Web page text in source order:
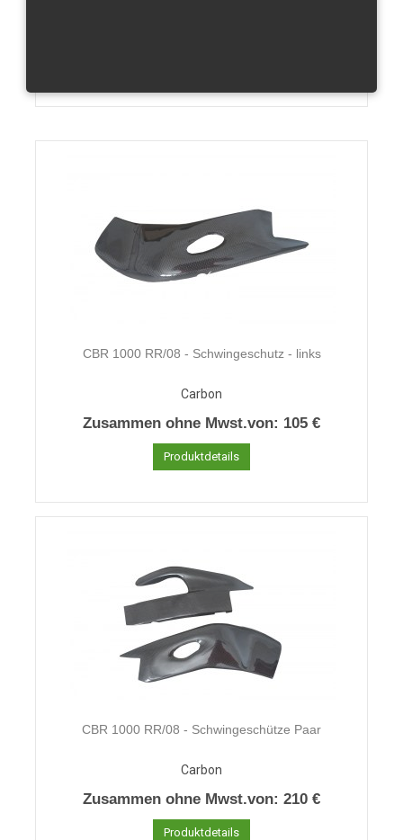
CBR 1000 RR/08 - Schwingeschutz - links
Carbon
Zusammen ohne Mwst.von: 105 €
Produktdetails
CBR 1000 RR/08 - Schwingeschütze Paar
Carbon
Zusammen ohne Mwst.von: 210 €
Produktdetails